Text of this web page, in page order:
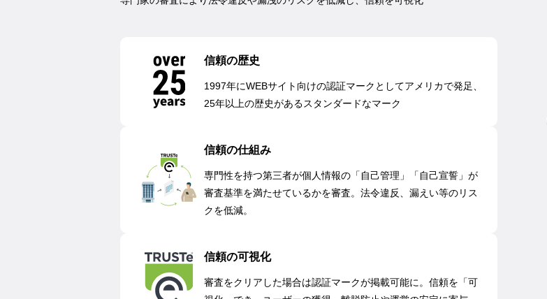
信頼の歴史
1997年にWEBサイト向けの認証マークとしてアメリカで発足、
25年以上の歴史があるスタンダードなマーク
信頼の仕組み
専門性を持つ第三者が個人情報の「自己管理」「自己宣誓」が
審査基準を満たせているかを審査。法令違反、漏えい等のリス
クを低減。
信頼の可視化
審査をクリアした場合は認証マークが掲載可能に。信頼を「可